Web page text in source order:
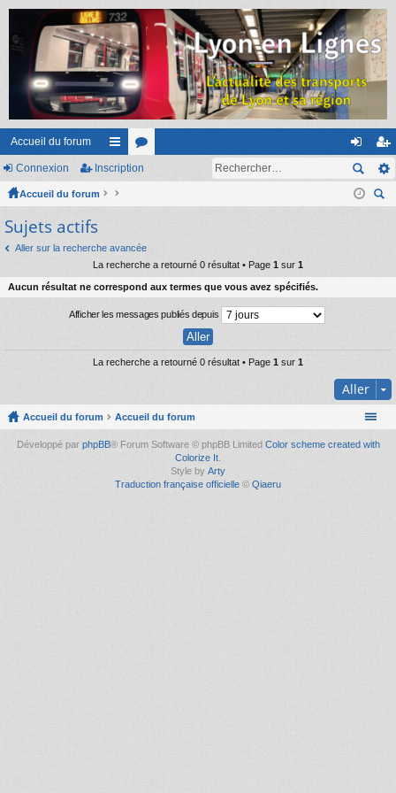
Accueil du forum
ac
co
ci
s
or
s
on
ne
ns
cri
Connexion Inscription
Accueil du forum
Sujets actifs
Aller sur la recherche avancée
La recherche a retourné 0 résultat • Page 1 sur 1
Aucun résultat ne correspond aux termes que vous avez spécifiés.
Afficher les messages publiés depuis
La recherche a retourné 0 résultat • Page 1 sur 1
Aller
Accueil du forum Accueil du forum
Développé par phpBB® Forum Software © phpBB Limited Color scheme created with
Colorize It
Style by Arty
Traduction française officielle © Qiaeru